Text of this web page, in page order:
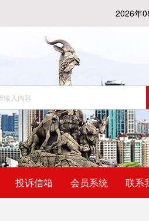
2026年
投诉信箱 会员系统 联系